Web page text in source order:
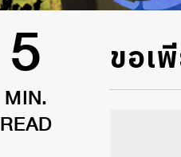
5
MIN.
READ
ขอเ